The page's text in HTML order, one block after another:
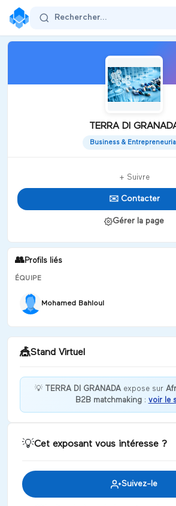
Rechercher...
TERRA DI
Business &
+ Suivre
✉️ Contacter
Gérer la page
👥Profils liés
ÉQUIPE
Mohamed Bahloul
🎪Stand Virtuel
Bienvenue chez TERRA DI GRANADA !
💡 TERRA DI GRANADAexpose sur
B2B matchmaking: voir le
💡Cet exposant vous intéresse ?
Suivez-le